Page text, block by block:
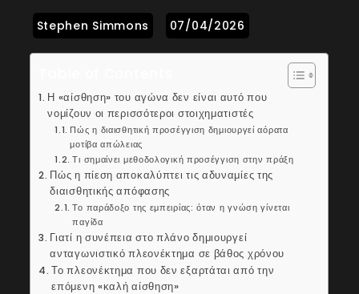
Η «αίσθηση» του αγώνα δεν είναι αυτό που
νομίζουν οι περισσότεροι στοιχηματιστές
Πώς η διαισθητική προσέγγιση δημιουργεί αόρατα
μοτίβα απώλειας
Τι σημαίνει μεθοδολογική προσέγγιση στην πράξη
Πώς η πίεση αποκαλύπτει τις αδυναμίες της
διαισθητικής απόφασης
Το παράδοξο της εμπειρίας: όταν η γνώση γίνεται
παγίδα
Γιατί η συνέπεια στο πλάνο δημιουργεί
ανταγωνιστικό πλεονέκτημα σε βάθος χρόνου
Το πλεονέκτημα που δεν εξαρτάται από την
επόμενη «καλή αίσθηση»